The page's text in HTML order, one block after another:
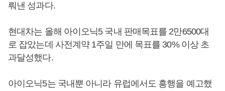
뤄낸 성과다.
현대차는 올해 아이오닉5 국내 판매목표를 2만6500대
로 잡았는데 사전계약 1주일 만에 목표를 30% 이상 초
과달성했다.
아이오닉5는 국내뿐 아니라 유럽에서도 흥행을 예고했